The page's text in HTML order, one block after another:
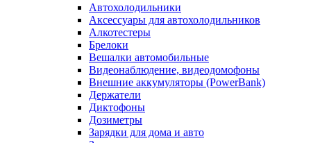
Автохолодильники
Аксессуары для автохолодильников
Алкотестеры
Брелоки
Вешалки автомобильные
Видеонаблюдение, видеодомофоны
Внешние аккумуляторы (PowerBank)
Держатели
Диктофоны
Дозиметры
Зарядки для дома и авто